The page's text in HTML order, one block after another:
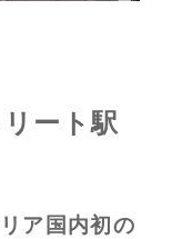
ート駅
ア国内初の